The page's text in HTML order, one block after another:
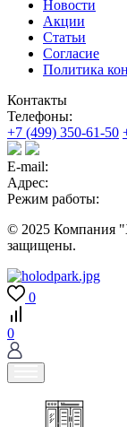
Новости
Акции
Статьи
Согласие
Политика
Контакты
Телефоны:
+7 (499) 350-61-50
E-mail:
Адрес:
Режим работы:
© 2025 Компания
защищены.
0
0